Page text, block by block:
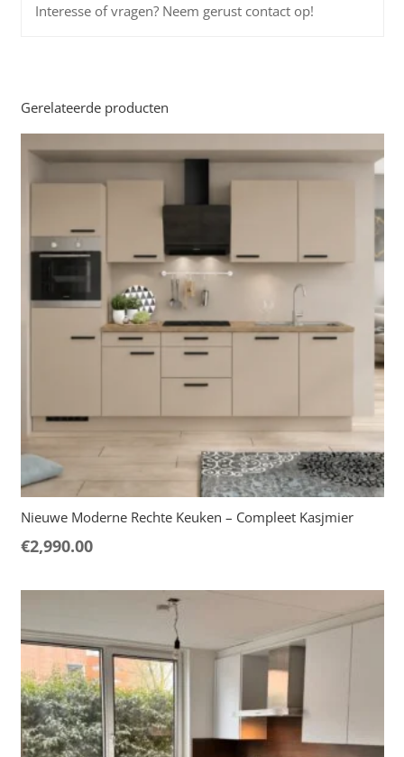
Interesse of vragen? Neem gerust contact op!
Gerelateerde producten
Nieuwe Moderne Rechte Keuken – Compleet Kasjmier
€2,990.00